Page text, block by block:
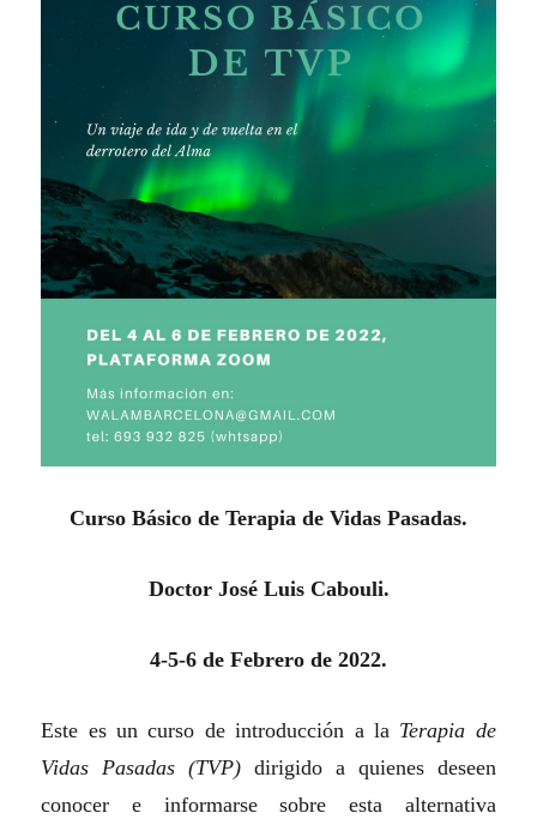
Curso Básico de Terapia de Vidas Pasadas.
DoctorJosé Luis Cabouli.
4-5-6 de Febrero de 2022.
Este es un curso de introducción a la Terapia de
Vidas Pasadas (TVP) dirigido a quienes deseen
conocer e informarse sobre esta alternativa